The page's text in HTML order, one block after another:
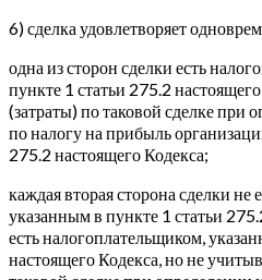
6) сделка удовлетворяет
одна из сторон сделки есть
пункте 1 статьи 275.2
(затраты) по таковой сделке при
по налогу на прибыль
275.2 настоящего Кодекса;
каждая вторая сторона сделки не
указанным в пункте 1 статьи
есть налогоплательщиком,
настоящего Кодекса, но не